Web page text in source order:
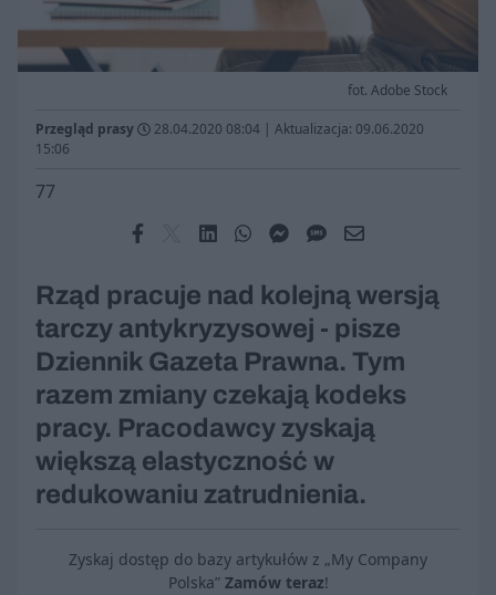
fot. Adobe Stock
Przegląd prasy 28.04.2020 08:04 | Aktualizacja: 09.06.2020
15:06
77
Rząd pracuje nad kolejną wersją
tarczy antykryzysowej - pisze
Dziennik Gazeta Prawna. Tym
razem zmiany czekają kodeks
pracy. Pracodawcy zyskają
większą elastyczność w
redukowaniu zatrudnienia.
Zyskaj dostęp do bazy artykułów z „My Company
Polska” Zamów teraz!